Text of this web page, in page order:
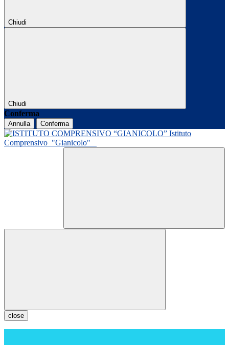
Chiudi
Chiudi
Conferma
Annulla Conferma
Istituto
Comprensivo "Gianicolo"
close